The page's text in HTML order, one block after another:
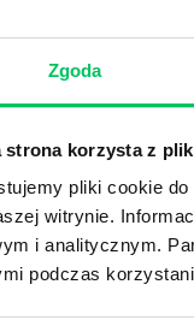
Zgoda
strona korzysta z
pliki cookie
witrynie.
i analitycznym.
podczas
ludzkimi,
rozwojowe,
Jej
iberyjskiego, a dla